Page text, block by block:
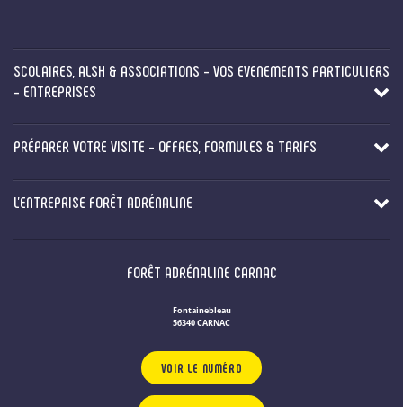
SCOLAIRES, ALSH & ASSOCIATIONS - VOS EVENEMENTS PARTICULIERS
- ENTREPRISES
PRÉPARER VOTRE VISITE - OFFRES, FORMULES & TARIFS
L'ENTREPRISE FORÊT ADRÉNALINE
FORÊT ADRÉNALINE CARNAC
Fontainebleau
56340 CARNAC
VOIR LE NUMÉRO